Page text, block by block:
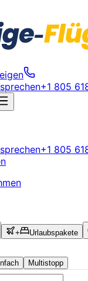
+1 805
+1 805
+ Urlaubspakete
Multistopp